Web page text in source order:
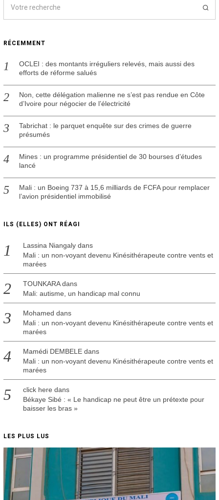
RÉCEMMENT
OCLEI : des montants irréguliers relevés, mais aussi des
efforts de réforme salués
Non, cette délégation malienne ne s’est pas rendue en Côte
d’Ivoire pour négocier de l’électricité
Tabrichat : le parquet enquête sur des crimes de guerre
présumés
Mines : un programme présidentiel de 30 bourses d’études
lancé
Mali : un Boeing 737 à 15,6 milliards de FCFA pour remplacer
l’avion présidentiel immobilisé
ILS (ELLES) ONT RÉAGI
Lassina Niangalydans
Mali : un non-voyant devenu Kinésithérapeute contre vents et
marées
TOUNKARAdans
Mali: autisme, un handicap mal connu
Mohamed dans
Mali : un non-voyant devenu Kinésithérapeute contre vents et
marées
Mamédi DEMBELEdans
Mali : un non-voyant devenu Kinésithérapeute contre vents et
marées
click here dans
Békaye Sibé : « Le handicap ne peut être un prétexte pour
baisser les bras »
LES PLUS LUS